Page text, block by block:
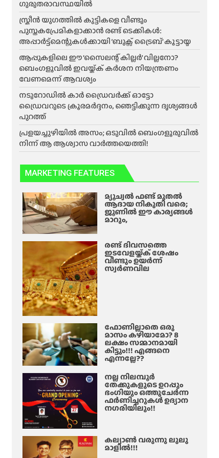
ഗുരുതരാവസ്ഥയിൽ
സ്ക്രീൻ യുഗത്തിൽ കുട്ടികളെ വീണ്ടും
പുസ്തകപ്രേമികളാക്കാൻ രണ്ട് ടെക്കികൾ:
അപ്പാർട്ട്മെന്റുകൾക്കായി ‘ബുക്സ് ട്രൈബ്’ കൂട്ടായ്മ
ആപ്പുകളിലെ ഈ ‘സൈലന്റ് കില്ലർ’ വില്ലനോ?
ബെംഗളൂവിൽ ഇവയ്ക്ക് കർശന നിയന്ത്രണം
വേണമെന്ന് ആവശ്യം
നടുറോഡിൽ കാർ ഡ്രൈവർക്ക് ഓട്ടോ
ഡ്രൈവറുടെ ക്രൂരമർദ്ദനം, ഞെട്ടിക്കുന്ന ദൃശ്യങ്ങൾ
പുറത്ത്
പ്രളയച്ചുഴിയിൽ അസം; ഒടുവിൽ ബെംഗളൂരുവിൽ
നിന്ന് ആ ആശ്വാസ വാർത്തയെത്തി!
MARKETING FEATURES
മ്യൂച്വൽ ഫണ്ട് മുതൽ
ആദായ നികുതി വരെ;
ജൂണിൽ ഈ കാര്യങ്ങൾ
മാറും,
രണ്ട് ദിവസത്തെ
ഇടവേളയ്ക്ക് ശേഷം
വീണ്ടും ഉയർന്ന്
സ്വർണവില
ഫോണില്ലാതെ ഒരു
മാസം കഴിയാമോ? 8
ലക്ഷം സമ്മാനമായി
കിട്ടും!!! എങ്ങനെ
എന്നല്ലേ??
നല്ല നിലമ്പൂർ
തേക്കുകളുടെ ഉറപ്പും
ഭംഗിയും ഒത്തുചേർന്ന
ഫർണിച്ചറുകൾ ഉദ്യാന
നഗരിയിലും!!
കല്യാൺ വരുന്നു ലുലു
മാളിൽ!!!